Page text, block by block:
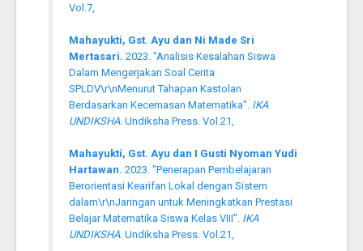
Vol.7,
Mahayukti, Gst. Ayu dan Ni Made Sri
Mertasari. 2023. "Analisis Kesalahan Siswa
Dalam Mengerjakan Soal Cerita
SPLDV\r\nMenurut Tahapan Kastolan
Berdasarkan Kecemasan Matematika". IKA
UNDIKSHA. Undiksha Press. Vol.21,
Mahayukti, Gst. Ayu dan I Gusti Nyoman Yudi
Hartawan. 2023. "Penerapan Pembelajaran
Berorientasi Kearifan Lokal dengan Sistem
dalam\r\nJaringan untuk Meningkatkan Prestasi
Belajar Matematika Siswa Kelas VIII". IKA
UNDIKSHA. Undiksha Press. Vol.21,